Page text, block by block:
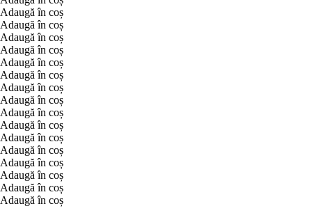
Adaugă în coș
Adaugă în coș
Adaugă în coș
Adaugă în coș
Adaugă în coș
Adaugă în coș
Adaugă în coș
Adaugă în coș
Adaugă în coș
Adaugă în coș
Adaugă în coș
Adaugă în coș
Adaugă în coș
Adaugă în coș
Adaugă în coș
Adaugă în coș